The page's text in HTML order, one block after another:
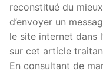
reconstitué du
d’envoyer un
le site internet dans
sur cet article
En consultant de